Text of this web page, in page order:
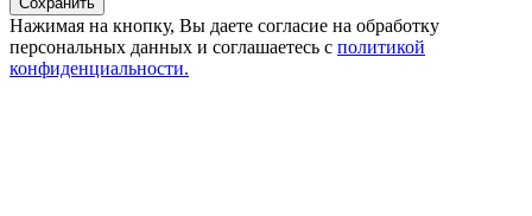
Нажимая на кнопку, Вы даете согласие на обработку
персональных данных и соглашаетесь с политикой
конфиденциальности.